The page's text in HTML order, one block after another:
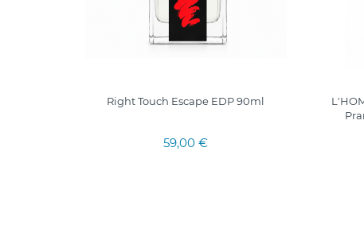
Right Touch Escape EDP 90ml
59,00 €